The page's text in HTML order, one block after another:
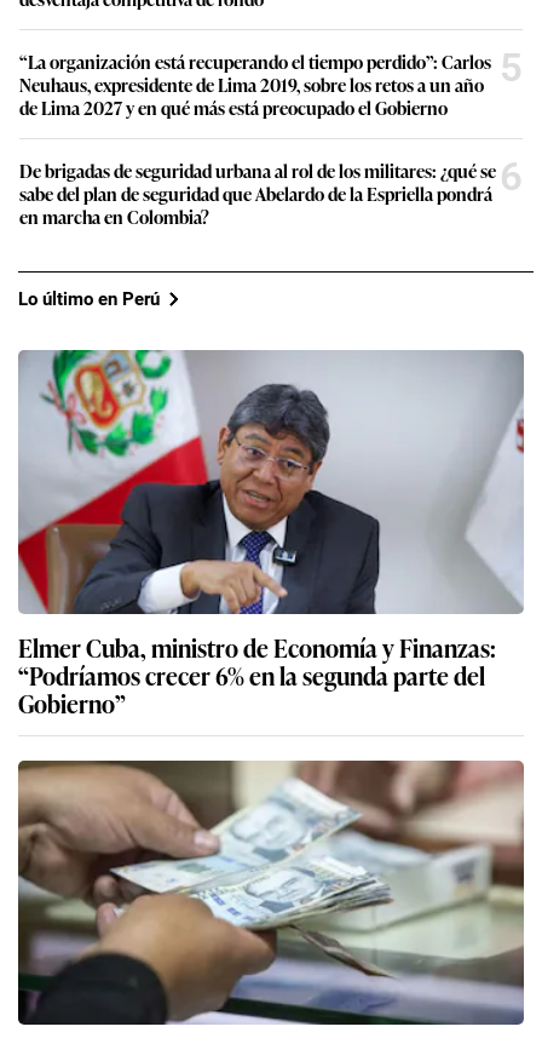
“La organización está recuperando el tiempo perdido”: Carlos
Neuhaus, expresidente de Lima 2019, sobre los retos a un año
de Lima 2027 y en qué más está preocupado el Gobierno
5
De brigadas de seguridad urbana al rol de los militares: ¿qué se
sabe del plan de seguridad que Abelardo de la Espriella pondrá
en marcha en Colombia?
6
Lo último en Perú
Elmer Cuba, ministro de Economía y Finanzas:
“Podríamos crecer 6% en la segunda parte del
Gobierno”